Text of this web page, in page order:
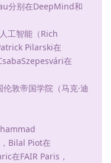
分别在DeepMind和
工智能（Rich
Pilarski在
在
敦帝国学院（马克·迪
Bilal Piot在
在FAIR Paris，